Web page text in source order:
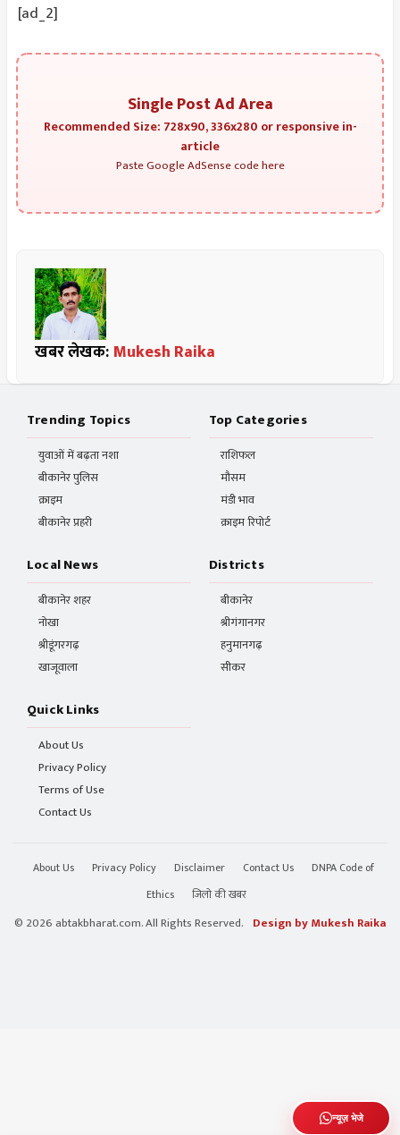
[ad_2]
Single Post Ad Area
Recommended Size: 728x90, 336x280 or responsive in-
article
Paste Google AdSense code here
खबर लेखक: Mukesh Raika
Trending Topics
युवाओं में बढ़ता नशा
बीकानेर पुलिस
क्राइम
बीकानेर प्रहरी
Top Categories
राशिफल
मौसम
मंडी भाव
क्राइम रिपोर्ट
Local News
बीकानेर शहर
नोखा
श्रीडूंगरगढ़
खाजूवाला
Districts
बीकानेर
श्रीगंगानगर
हनुमानगढ़
सीकर
Quick Links
About Us
Privacy Policy
Terms of Use
Contact Us
About Us Privacy Policy Disclaimer Contact Us
DNPA Code of
Ethics
जिलो की खबर
© 2026 abtakbharat.com. All Rights Reserved. Design by Mukesh Raika
न्यूज़ भेजे